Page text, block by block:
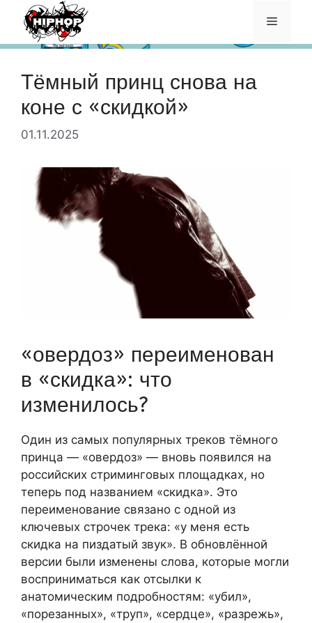
Перейти
содержимому
Меню
Тёмный принц снова на
коне с «скидкой»
01.11.2025
«овердоз» переименован
в «скидка»: что
изменилось?
Один из самых популярных треков тёмного
принца — «овердоз» — вновь появился на
российских стриминговых площадках, но
теперь под названием «скидка». Это
переименование связано с одной из
ключевых строчек трека: «у меня есть
скидка на пиздатый звук». В обновлённой
версии были изменены слова, которые могли
восприниматься как отсылки к
анатомическим подробностям: «убил»,
«порезанных», «труп», «сердце», «разрежь»,